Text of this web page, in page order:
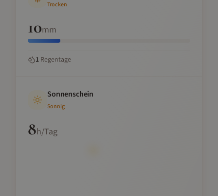
Trocken
10mm
1 Regentage
Sonnenschein
Sonnig
8h/Tag